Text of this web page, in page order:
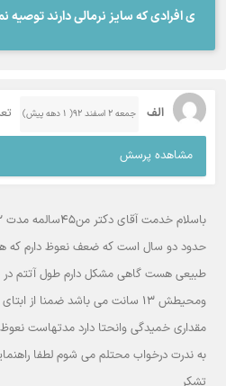
ی افرادی که سایز نرمالی دارند توصیه
الف جمعه ۲ اسفند ۹۲( 1 دهه پیش)
مشاهده پرسش
حدود دو سال است که ضعف نعوظ دارم
ومحیطش 13 سانت می باشد ضمنا از
مقداری خمیدگی وانحتا دارد مدتهاست
به ندرت درخواب محتلم می شوم لطفا
تشکر